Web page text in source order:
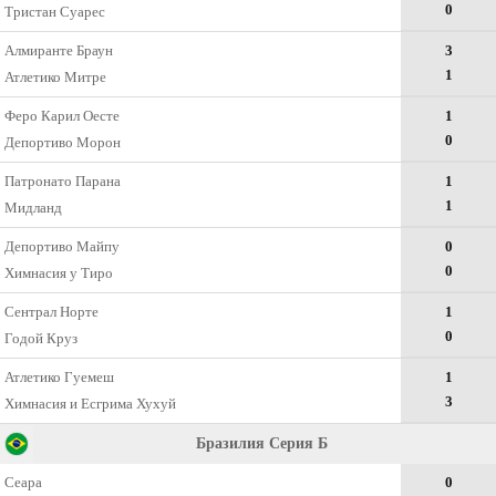
Тристан Суарес
0
Алмиранте Браун
Атлетико Митре
3
1
Феро Карил Оесте
Депортиво Морон
1
0
Патронато Парана
Мидланд
1
1
Депортиво Майпу
Химнасия у Тиро
0
0
Сентрал Норте
Годой Круз
1
0
Атлетико Гуемеш
Химнасия и Есгрима Хухуй
1
3
Бразилия Серия Б
Сеара
0